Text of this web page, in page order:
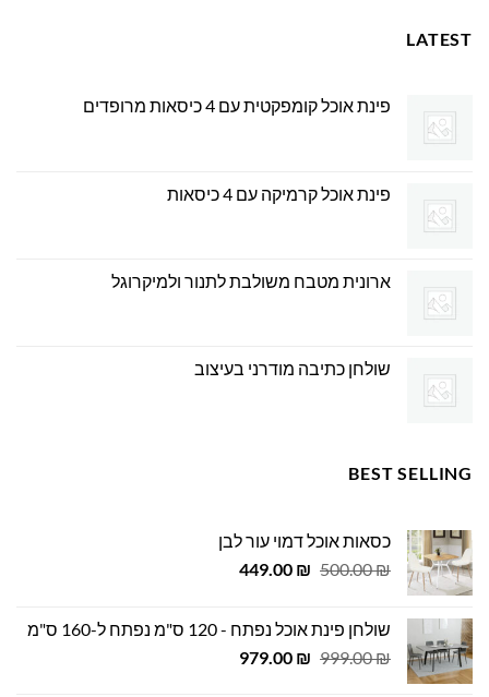
LATEST
פינת אוכל קומפקטית עם 4 כיסאות מרופדים
פינת אוכל קרמיקה עם 4 כיסאות
ארונית מטבח משולבת לתנור ולמיקרוגל
שולחן כתיבה מודרני בעיצוב
BEST SELLING
כסאות אוכל דמוי עור לבן
500.00₪
המחיר
500.00 ₪.
449.00 ₪
המחיר
449.00 ₪.שולחן פינת אוכל נפתח - 120 ס"מ נפתח ל-160 ס"מ
999.00₪
המחיר
979.00 ₪
המחיר